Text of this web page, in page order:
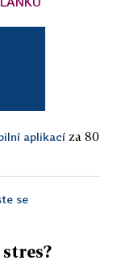
aplikací za 80
se